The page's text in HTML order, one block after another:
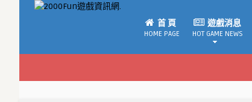
首 頁
HOME PAGE
遊戲消息
HOT GAME NEWS